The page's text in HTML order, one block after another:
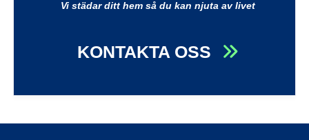
Vi städar ditt hem så du kan njuta av livet
KONTAKTA OSS